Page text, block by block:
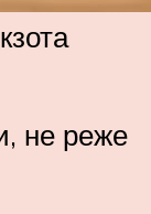
не реже